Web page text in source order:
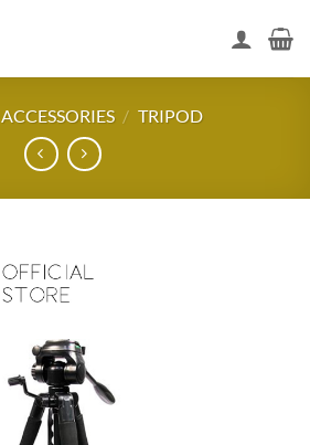
ACCESSORIES / TRIPOD